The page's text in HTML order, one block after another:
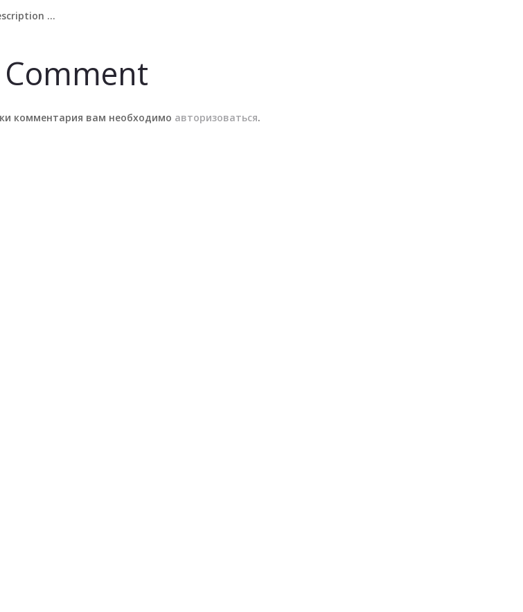
...
комментария вам необходимо авторизоваться.